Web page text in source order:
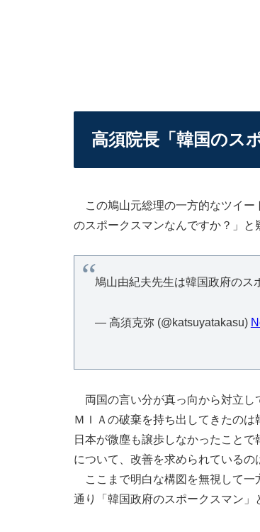
高須院長「韓国のス
この鳩山元総理の一方的なツイー
のスポークスマンなんですか？」と
鳩山由紀夫先生は韓国政府のス
— 高須克弥 (@katsuyatakasu)
両国の言い分が真っ向から対立し
ＭＩＡの破棄を持ち出してきたの
日本が微塵も譲歩しなかったこと
について、改善を求められているの
ここまで明白な構図を無視して一
通り「韓国政府のスポークスマン」